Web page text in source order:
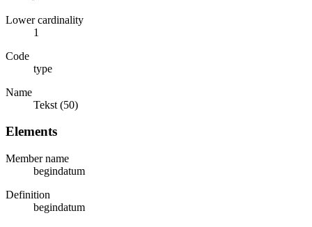
Lower cardinality
1
Code
type
Name
Tekst (50)
Elements
Member name
begindatum
Definition
begindatum